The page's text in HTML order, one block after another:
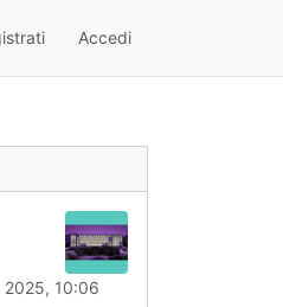
Accedi
2025, 10:06